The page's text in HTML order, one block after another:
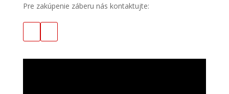
Pre zakúpenie záberu nás kontaktujte: